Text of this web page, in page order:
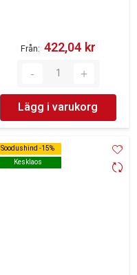
Från 422,04 kr‎
Lägg i varukorg
Soodushind -15%
Kesklaos
Soodushind -15%
Kesklaos